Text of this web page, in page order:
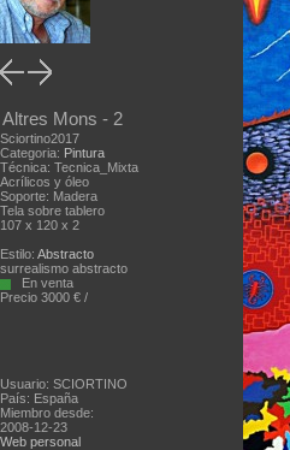
Altres Mons - 2
Sciortino2017
Categoria: Pintura
Técnica: Tecnica_Mixta
Acrílicos y óleo
Soporte: Madera
Tela sobre tablero
107 x 120 x 2
Estilo: Abstracto
surrealismo abstracto
En venta
Precio 3000 € /
Usuario: SCIORTINO
País: España
Miembro desde:
2008-12-23
Web personal